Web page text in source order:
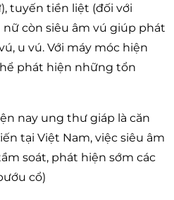
tuyến tiền liệt (đối với
nữ còn siêu âm vú giúp phát
u vú. Với máy móc hiện
phát hiện những tổn
nay ung thư giáp là căn
tại Việt Nam, việc siêu âm
soát, phát hiện sớm các
cổ)